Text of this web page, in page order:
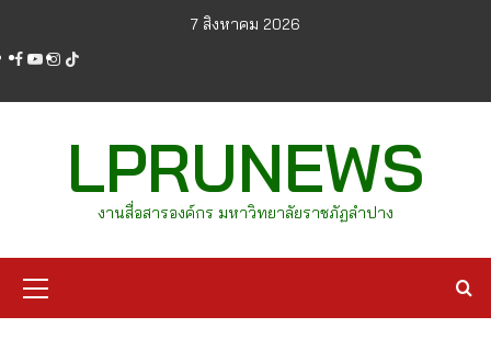
content
7 สิงหาคม 2026
facebook
youtube
instagram
tiktok
LPRUNEWS
งานสื่อสารองค์กร มหาวิทยาลัยราชภัฏลำปาง
Menu